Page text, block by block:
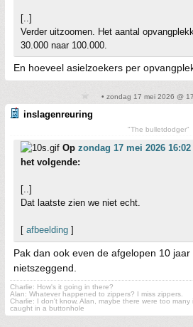
[..]
Verder uitzoomen. Het aantal
30.000 naar 100.000.
En hoeveel asielzoekers per
• zondag 17 mei 2026 @
inslagenreuring
"The bulletdodger"
Op zondag 17 mei 2026 16:02
het volgende:
[..]
Dat laatste zien we niet echt.
[ afbeelding ]
Pak dan ook even de afgelopen 10
nietszeggend.
Charlie: How's it going in there?
Alan: Whatever happened to zippers? I miss zippers.
Charlie: I don't know, Alan, maybe there were too
caught in a buttonhole